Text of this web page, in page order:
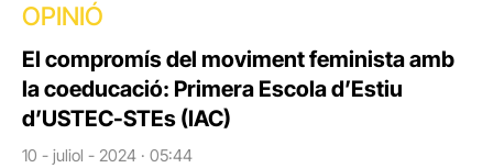
OPINIÓ
El compromís del moviment feminista amb
la coeducació: Primera Escola d’Estiu
d’USTEC-STEs (IAC)
10 - juliol - 2024 · 05:44